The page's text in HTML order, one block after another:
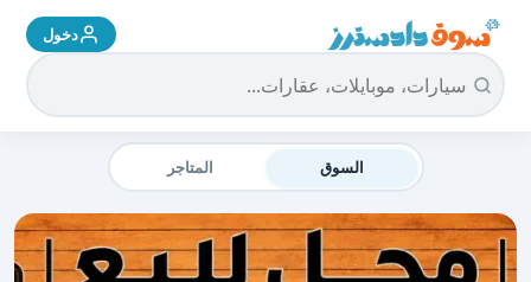
سوق دادسترز الرئيسية دخول
السوق المتاجر